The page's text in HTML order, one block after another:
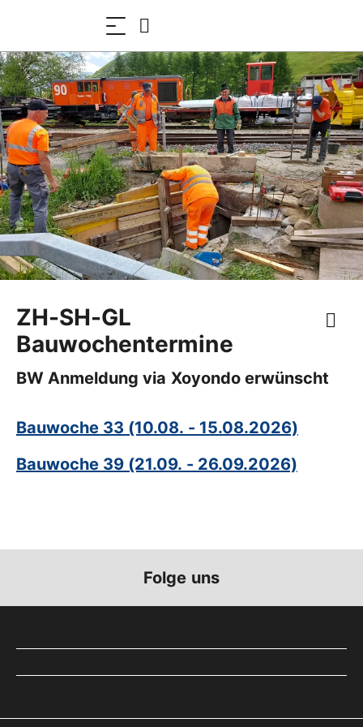
ZH-SH-GL
Bauwochentermine
BW Anmeldung via Xoyondo erwünscht
Bauwoche 33 (10.08. - 15.08.2026)
Bauwoche 39 (21.09. - 26.09.2026)
Folge uns